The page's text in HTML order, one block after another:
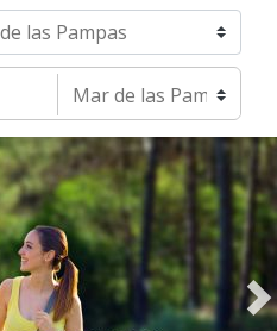
localidad
Seleccione una localidad